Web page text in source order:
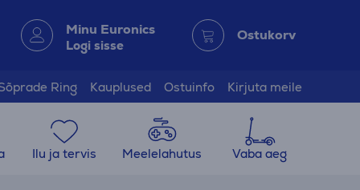
Minu Euronics
Logi sisse
Ostukorv
Ring Kauplused Ostuinfo Kirjuta meile
Ilu ja tervis Meelelahutus Vaba aeg